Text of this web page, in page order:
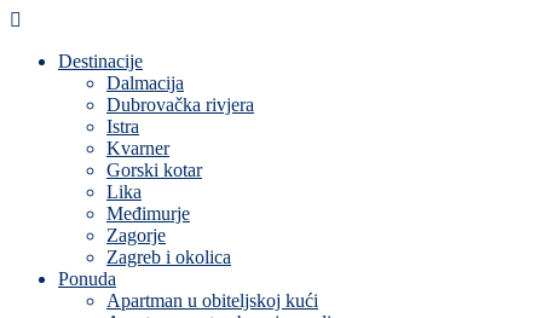
Destinacije
Dalmacija
Dubrovačka rivjera
Istra
Kvarner
Gorski kotar
Lika
Međimurje
Zagorje
Zagreb i okolica
Ponuda
Apartman u obiteljskoj kući